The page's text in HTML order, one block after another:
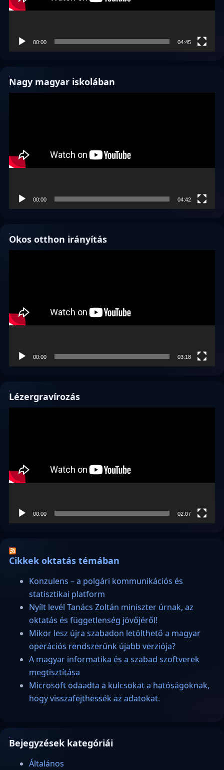
00:00 04:45
Nagy magyar iskolában
00:00 04:42
Okos otthon irányítás
00:00 03:18
Lézergravírozás
00:00 02:07
Cikkek oktatás témában
Konzulens – a polgári kommunikációs és
statisztikai platform
Nyílt levél Tanács Zoltán miniszter úrnak, az
oktatás és függetlenség jövőjéről!
Mikor lesz újra szabadon letölthető a magyar
operációs rendszerünk újabb verziója?
A magyar informatika és a szabad szoftverek
megtisztítása
Microsoft odaadta a kulcsokat a hatóságoknak,
hogy visszafejthessék az adatokat.
Bejegyzések kategóriái
Általános